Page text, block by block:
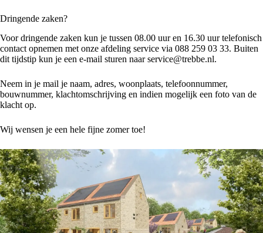
Dringende zaken?
Voor dringende zaken kun je tussen 08.00 uur en 16.30 uur telefonisch
contact opnemen met onze afdeling service via 088 259 03 33. Buiten
dit tijdstip kun je een e-mail sturen naarservice@trebbe.nl.
Neem in je mail je naam, adres, woonplaats, telefoonnummer,
bouwnummer, klachtomschrijving en indien mogelijk een foto van de
klacht op.
Wij wensen je een hele fijne zomer toe!